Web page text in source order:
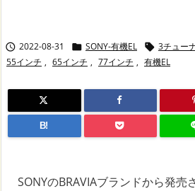
 2022-08-31  SONY-有機EL  3チュー
55インチ , 65インチ , 77インチ , 有機EL
B!
SONYのBRAVIAブランドから発売